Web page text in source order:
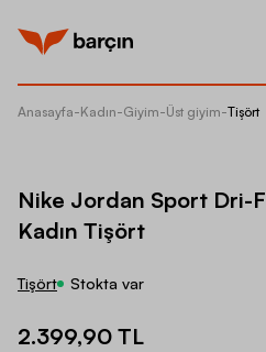
Anasayfa-Kadın-Giyim-Üst giyim-Tişört
Nike Jordan Sport Dri-
Kadın Tişört
Tişört Stokta var
2.399,90 TL